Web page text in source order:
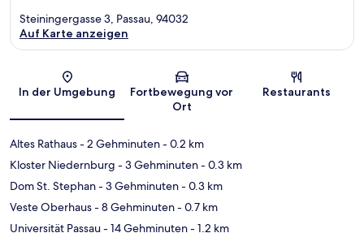
Karte
Steiningergasse 3, Passau, 94032
Auf Karte anzeigen
In der Umgebung
Fortbewegung vor
Ort
Restaurants
Altes Rathaus- 2 Gehminuten- 0.2 km
Kloster Niedernburg - 3 Gehminuten- 0.3 km
Dom St. Stephan- 3 Gehminuten- 0.3 km
Veste Oberhaus- 8 Gehminuten- 0.7 km
Universität Passau- 14 Gehminuten- 1.2 km